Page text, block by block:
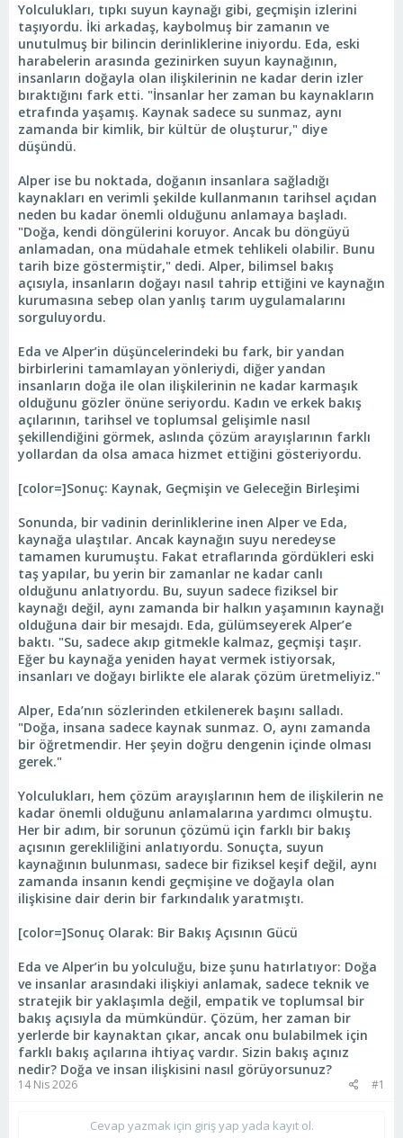
Yolculukları, tıpkı suyun kaynağı gibi, geçmişin izlerini
taşıyordu. İki arkadaş, kaybolmuş bir zamanın ve
unutulmuş bir bilincin derinliklerine iniyordu. Eda, eski
harabelerin arasında gezinirken suyun kaynağının,
insanların doğayla olan ilişkilerinin ne kadar derin izler
bıraktığını fark etti. "İnsanlar her zaman bu kaynakların
etrafında yaşamış. Kaynak sadece su sunmaz, aynı
zamanda bir kimlik, bir kültür de oluşturur," diye
düşündü.
Alper ise bu noktada, doğanın insanlara sağladığı
kaynakları en verimli şekilde kullanmanın tarihsel açıdan
neden bu kadar önemli olduğunu anlamaya başladı.
"Doğa, kendi döngülerini koruyor. Ancak bu döngüyü
anlamadan, ona müdahale etmek tehlikeli olabilir. Bunu
tarih bize göstermiştir," dedi. Alper, bilimsel bakış
açısıyla, insanların doğayı nasıl tahrip ettiğini ve kaynağın
kurumasına sebep olan yanlış tarım uygulamalarını
sorguluyordu.
Eda ve Alper’in düşüncelerindeki bu fark, bir yandan
birbirlerini tamamlayan yönleriydi, diğer yandan
insanların doğa ile olan ilişkilerinin ne kadar karmaşık
olduğunu gözler önüne seriyordu. Kadın ve erkek bakış
açılarının, tarihsel ve toplumsal gelişimle nasıl
şekillendiğini görmek, aslında çözüm arayışlarının farklı
yollardan da olsa amaca hizmet ettiğini gösteriyordu.
[color=]Sonuç: Kaynak, Geçmişin ve Geleceğin Birleşimi
Sonunda, bir vadinin derinliklerine inen Alper ve Eda,
kaynağa ulaştılar. Ancak kaynağın suyu neredeyse
tamamen kurumuştu. Fakat etraflarında gördükleri eski
taş yapılar, bu yerin bir zamanlar ne kadar canlı
olduğunu anlatıyordu. Bu, suyun sadece fiziksel bir
kaynağı değil, aynı zamanda bir halkın yaşamının kaynağı
olduğuna dair bir mesajdı. Eda, gülümseyerek Alper’e
baktı. "Su, sadece akıp gitmekle kalmaz, geçmişi taşır.
Eğer bu kaynağa yeniden hayat vermek istiyorsak,
insanları ve doğayı birlikte ele alarak çözüm üretmeliyiz."
Alper, Eda’nın sözlerinden etkilenerek başını salladı.
"Doğa, insana sadece kaynak sunmaz. O, aynı zamanda
bir öğretmendir. Her şeyin doğru dengenin içinde olması
gerek."
Yolculukları, hem çözüm arayışlarının hem de ilişkilerin ne
kadar önemli olduğunu anlamalarına yardımcı olmuştu.
Her bir adım, bir sorunun çözümü için farklı bir bakış
açısının gerekliliğini anlatıyordu. Sonuçta, suyun
kaynağının bulunması, sadece bir fiziksel keşif değil, aynı
zamanda insanın kendi geçmişine ve doğayla olan
ilişkisine dair derin bir farkındalık yaratmıştı.
[color=]Sonuç Olarak: Bir Bakış Açısının Gücü
Eda ve Alper’in bu yolculuğu, bize şunu hatırlatıyor: Doğa
ve insanlar arasındaki ilişkiyi anlamak, sadece teknik ve
stratejik bir yaklaşımla değil, empatik ve toplumsal bir
bakış açısıyla da mümkündür. Çözüm, her zaman bir
yerlerde bir kaynaktan çıkar, ancak onu bulabilmek için
farklı bakış açılarına ihtiyaç vardır. Sizin bakış açınız
nedir? Doğa ve insan ilişkisini nasıl görüyorsunuz?
14 Nis 2026 #1
Cevap yazmak için giriş yap yada kayıt ol.